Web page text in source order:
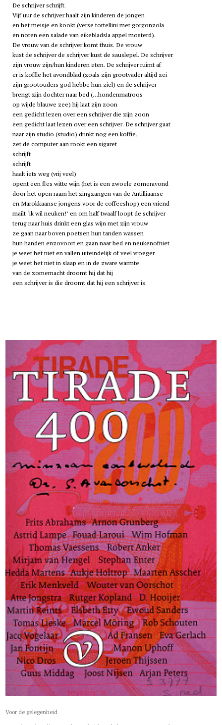
De schrijver schrijft.
Vijf uur de schrijver haalt zijn kinderen de jongen
en het meisje en kookt (verse tortellini met gorgonzola
en noten een salade van eikebladsla appel mosterd).
De vrouw van de schrijver komt thuis. De vrouw
kust de schrijver de schrijver kust de sauslepel. De schrijver
zijn vrouw zijn/hun kinderen eten. De schrijver ruimt af
er is koffie het avondblad (zoals zijn grootvader altijd zei
zijn grootouders god hebbe hun ziel) en de schrijver
brengt zijn dochter naar bed (…hondenmatroos
op wijde blauwe zee) hij laat zijn zoon
een gedicht lezen over een schrijver die zijn zoon
een gedicht laat lezen over een schrijver. De schrijver gaat
naar zijn studio (studio) drinkt nog een koffie,
zet de computer aan rookt een sigaret
schrijft
schrijft
haalt iets weg (vrij veel)
opent een fles witte wijn (het is een zwoele zomeravond
door het open raam het zingzangen van de Antilliaanse
en Marokkaanse jongens voor de coffeeshop) een vriend
mailt ‘ik wil neuken!’ en om half twaalf loopt de schrijver
terug naar huis drinkt een glas wijn met zijn vrouw
ze gaan naar boven poetsen hun tanden wassen
hun handen enzovoort en gaan naar bed en neukenofniet
je weet het niet en vallen uiteindelijk of veel vroeger
je weet het niet in slaap en in de zware warmte
van de zomernacht droomt hij dat hij
een schrijver is die droomt dat hij een schrijver is.
Voor de gelegenheid